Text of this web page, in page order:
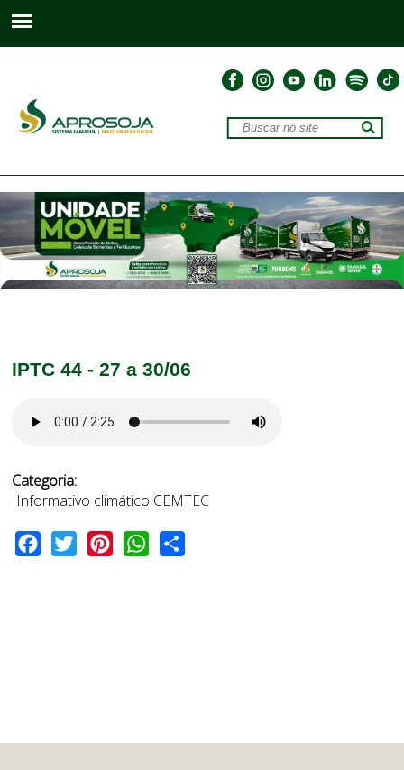
IPTC 44 - 27 a 30/06
Categoria:
Informativo climático CEMTEC
Facebook
Twitter PinterestWhatsApp